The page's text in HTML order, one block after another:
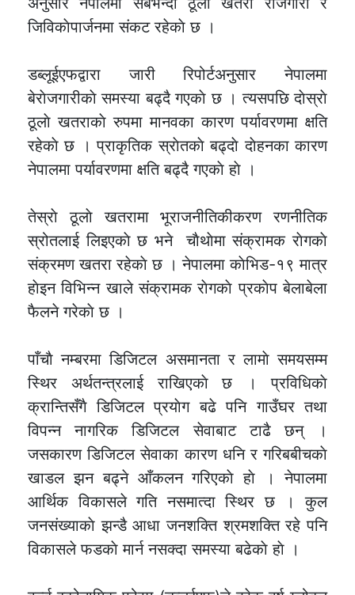
जिविकाेपार्जनमा संकट रहेकाे छ ।
डब्लूईएफद्वारा जारी रिपोर्टअनुसार नेपालमा
बेराेजगारीकाे समस्या बढ्दै गएकाे छ । त्यसपछि दाेस्राे
ठूलाे खतराकाे रुपमा मानवका कारण पर्यावरणमा क्षति
रहेकाे छ । प्राकृतिक स्राेतकाे बढ्दाे दाेहनका कारण
नेपालमा पर्यावरणमा क्षति बढ्दै गएकाे हाे ।
तेस्राे ठूलाे खतरामा भूराजनीतिकीकरण रणनीतिक
स्रोतलाई लिइएकाे छ भने चाैथाेमा संक्रामक राेगकाे
संक्रमण खतरा रहेकाे छ । नेपालमा काेभिड-१९ मात्र
हाेइन विभिन्न खाले संक्रामक राेगकाे प्रकाेप बेलाबेला
फैलने गरेकाे छ ।
पाँचाै नम्बरमा डिजिटल असमानता र लामाे समयसम्म
स्थिर अर्थतन्त्रलाई राखिएकाे छ । प्रविधिकाे
क्रान्तिसँगै डिजिटल प्रयाेग बढे पनि गाउँघर तथा
विपन्न नागरिक डिजिटल सेवाबाट टाढै छन् ।
जसकारण डिजिटल सेवाका कारण धनि र गरिबबीचकाे
खाडल झन बढ्ने आँकलन गरिएकाे हाे । नेपालमा
आर्थिक विकासले गति नसमात्दा स्थिर छ । कुल
जनसंख्याकाे झन्डै आधा जनशक्ति श्रमशक्ति रहे पनि
विकासले फडकाे मार्न नसक्दा समस्या बढेकाे हाे ।